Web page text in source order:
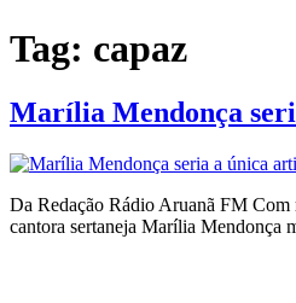
Tag: capaz
Marília Mendonça
Da Redação Rádio Aruanã FM Com
cantora sertaneja Marília Mendonça